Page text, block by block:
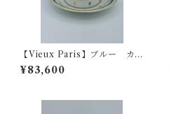
【Vieux Paris】ブルー カッ
プ＆ソーサー
¥83,600